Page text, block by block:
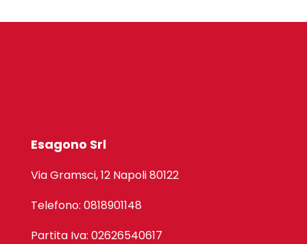
Esagono Srl
Via Gramsci, 12 Napoli 80122
Telefono: 0818901148
Partita Iva: 02626540617